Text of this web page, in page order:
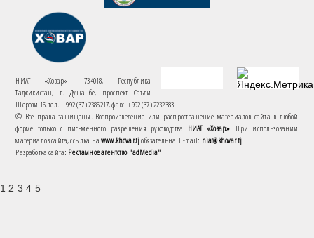
НИАТ «Ховар»: 734018, Республика
Таджикистан, г. Душанбе, проспект Саъди
Шерози 16. тел.: +992 (37) 2385217, факс: +992 (37) 2232383
© Все права защищены. Воспроизведение или распространение материалов сайта в любой
форме только с письменного разрешения руководства НИАТ «Ховар». При использовании
материалов сайта, ссылка наwww.khovar.tjобязательна. E-mail: niat@khovar.tj
Разработка сайта: Рекламное агентство "adMedia"
1 2 3 4 5